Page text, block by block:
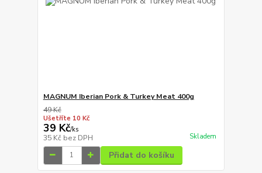
MAGNUM Iberian Pork & Turkey Meat 400g
49 Kč
Ušetříte 10 Kč
39 Kč/ks
35 Kč bez DPH Skladem
Přidat do košíku